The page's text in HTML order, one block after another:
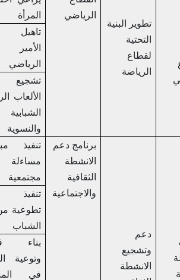
تطوير البنية
الرياضة
الرياضي
المرأة
تاهيل ملعب
الأمير حسن
الرياضي
تشجيع ودعم
الألعاب الرياضية
والنسوية
وتشجيع
الانشطة
برنامج دعم
الانشطة
والاجتماعية
تنفيذ مبادرات
مساءلة
مجتمعية
تنفيذ اعمال
تطوعية من قبل
بناء قدرات
وتوعية الشباب
في المساءلة